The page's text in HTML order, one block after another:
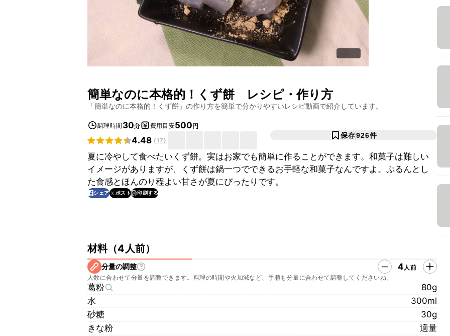
簡単なのに本格的！くず餅 レシピ・作り方
「簡単なのに本格的！くず餅 」の作り方を簡単で分かりやすいレシピ動画で紹介しています。
調理時間 30分 費用目安500円
4.48 (17)
保存926件
夏に冷やして食べたいくず餅。実はお家でも簡単に作ることができます。和菓子は難しい
イメージがありますが、くず餅は鍋一つでできるお手軽な和菓子なんですよ。ぷるんとし
た食感とほんのり程よい甘さが夏にぴったりです。
シェア ポスト 印刷する
材料（4人前）
分量の調整 4人前
人数に合わせて分量を調整できます。料理の時間や火加減など、手順も分量に合わせて調整してくださいね。
葛粉
80g
水
300ml
砂糖
30g
きな粉
適量